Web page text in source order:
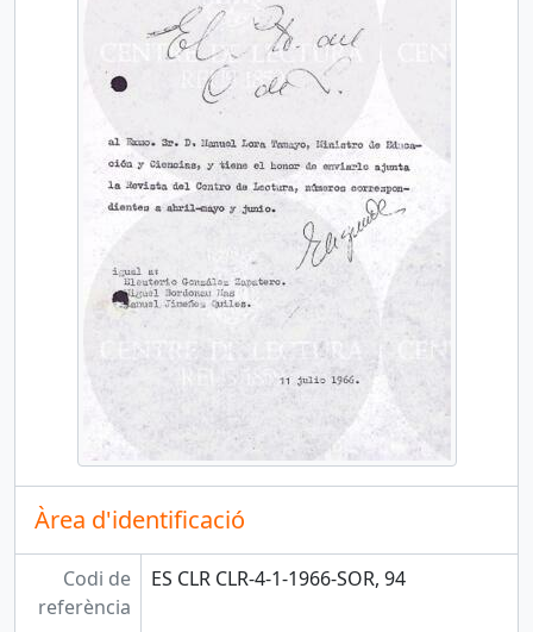
Àrea d'identificació
Codi de
referència
ES CLR CLR-4-1-1966-SOR, 94